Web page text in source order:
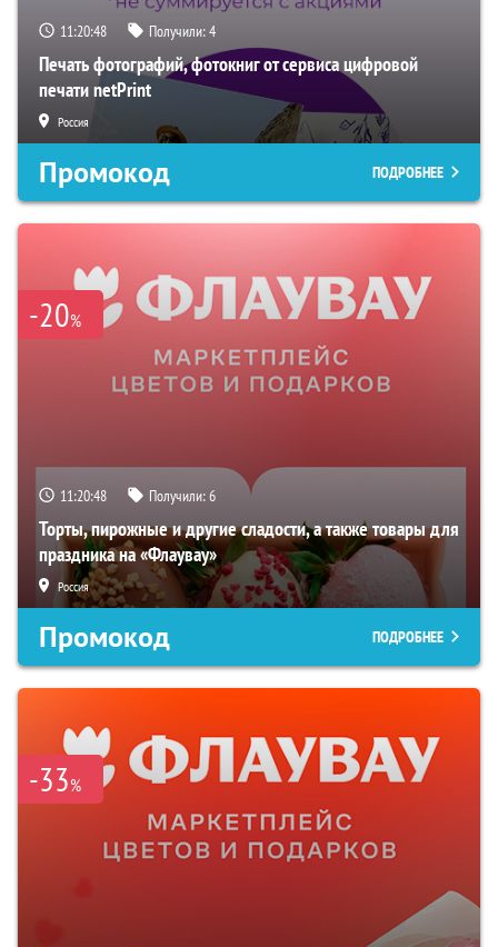
11:20:47 Получили:4
Печать фотографий, фотокниг от сервиса цифровой
печати netPrint
Россия
Промокод ПОДРОБНЕЕ
-20%
11:20:47 Получили:6
Торты, пирожные и другие сладости, а также товары для
праздника на «Флаувау»
Россия
Промокод ПОДРОБНЕЕ
-33%